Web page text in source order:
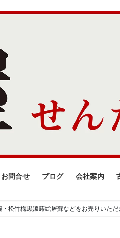
お問合せ ブログ 会社案内
松竹梅黒漆蒔絵屠蘇などをお売りいた